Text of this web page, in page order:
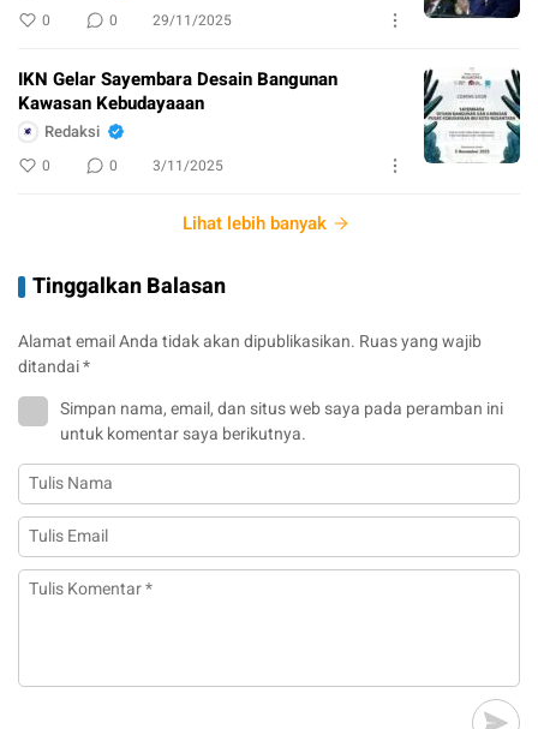
0 0 29/11/2025
IKN Gelar Sayembara Desain Bangunan
Kawasan Kebudayaaan
Redaksi
0 0 3/11/2025
Lihat lebih banyak
Tinggalkan Balasan
Alamat email Anda tidak akan dipublikasikan. Ruas yang wajib
ditandai*
Simpan nama, email, dan situs web saya pada peramban ini
untuk komentar saya berikutnya.